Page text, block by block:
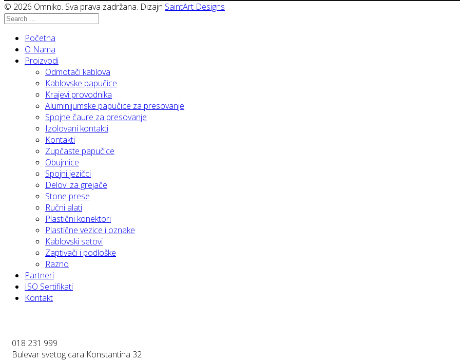
© 2026 Omniko. Sva prava zadržana. Dizajn SaintArt Designs
Početna
O Nama
Proizvodi
Odmotači kablova
Kablovske papučice
Krajevi provodnika
Aluminijumske papučice za presovanje
Spojne čaure za presovanje
Izolovani kontakti
Kontakti
Zupčaste papučice
Obujmice
Spojni jezičci
Delovi za grejače
Stone prese
Ručni alati
Plastični konektori
Plastične vezice i oznake
Kablovski setovi
Zaptivači i podloške
Razno
Partneri
ISO Sertifikati
Kontakt
018 231 999
Bulevar svetog cara Konstantina 32